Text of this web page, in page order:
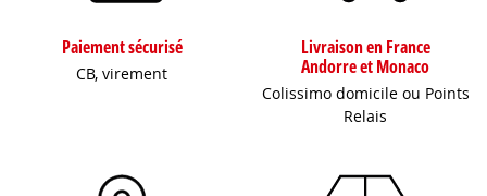
Paiement sécurisé
CB, virement
Livraison en France
Andorre et Monaco
Colissimo domicile ou Points
Relais